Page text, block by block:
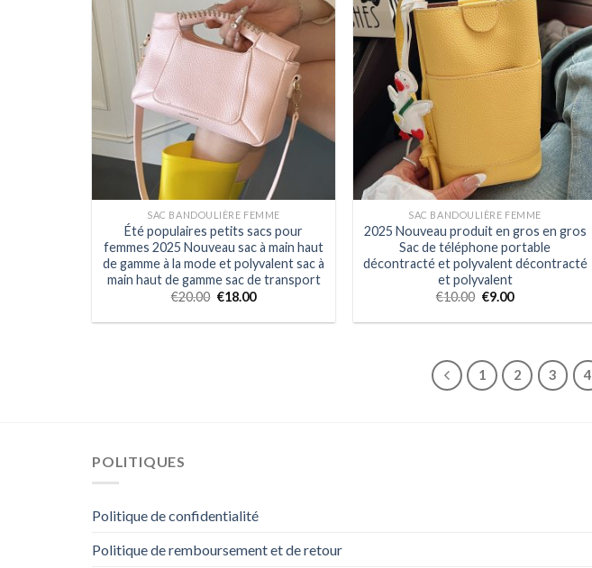
SAC BANDOULIÈRE FEMME
Été populaires petits sacs pour
femmes 2025 Nouveau sac à main haut
de gamme à la mode et polyvalent sac à
main haut de gamme sac de transport
€20.00 €18.00
SAC BANDOULIÈRE FEMME
2025 Nouveau produit en gros en gros
Sac de téléphone portable
décontracté et polyvalent décontracté
et polyvalent
€10.00 €9.00
1 2 3 4
POLITIQUES
Politique de confidentialité
Politique de remboursement et de retour